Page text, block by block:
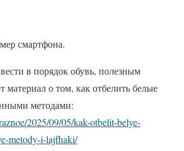
смартфона.
в порядок обувь, полезным
материал о том, как отбелить белые
методами:
2025/09/05/kak-otbelit-belye-
metody-i-lajfhaki/